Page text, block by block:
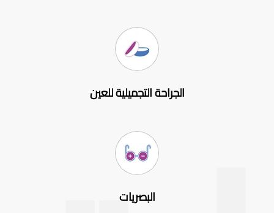
الجراحة التجميلية للعين
البصريات